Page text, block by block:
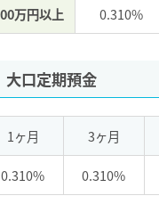
万円以上 0.310%
大口定期預金
1ヶ月 3ヶ月
0.310% 0.310%